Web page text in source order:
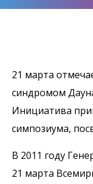
21 марта
синдромом
Инициатива
симпозиума,
В 2011 году
21 марта